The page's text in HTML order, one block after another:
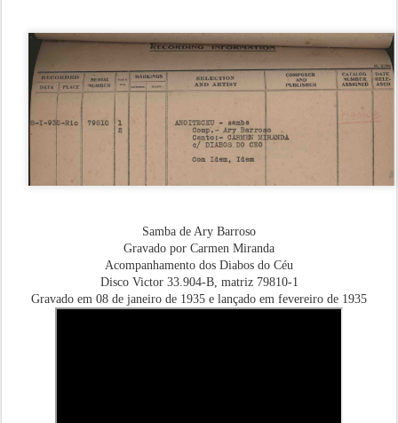
Samba de Ary Barroso
Gravado por Carmen Miranda
Acompanhamento dos Diabos do Céu
Disco Victor 33.904-B, matriz 79810-1
Gravado em 08 de janeiro de 1935 e lançado em fevereiro de 1935